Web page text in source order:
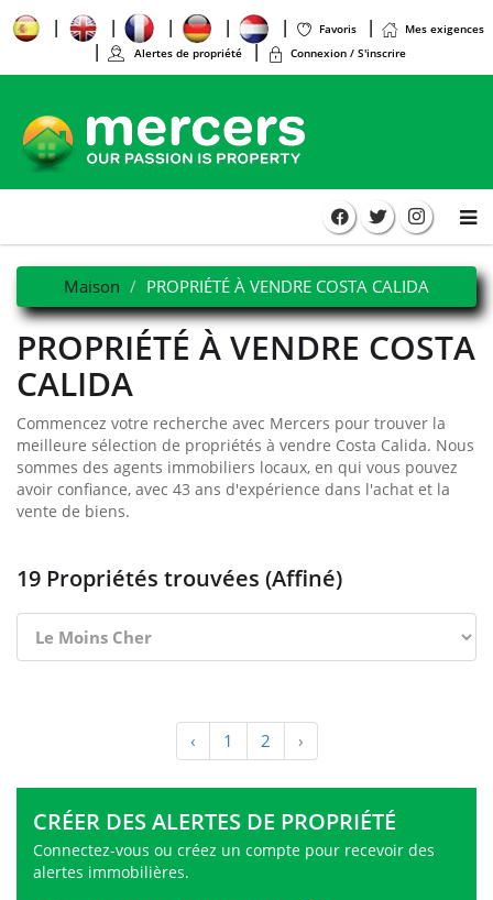
Favoris
Mes exigences
Alertes de propriété
Connexion / S'inscrire
Maison PROPRIÉTÉ À VENDRE COSTA CALIDA
PROPRIÉTÉ À VENDRE COSTA
CALIDA
Commencez votre recherche avec Mercers pour trouver la
meilleure sélection de propriétés à vendre Costa Calida. Nous
sommes des agents immobiliers locaux, en qui vous pouvez
avoir confiance, avec 43 ans d'expérience dans l'achat et la
vente de biens.
19 Propriétés trouvées (Affiné)
‹ 1 2 ›
CRÉER DES ALERTES DE PROPRIÉTÉ
Connectez-vous ou créez un compte pour recevoir des
alertes immobilières.